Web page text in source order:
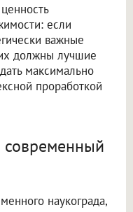
если
важные
должны лучшие
максимально
проработкой
наукограда,